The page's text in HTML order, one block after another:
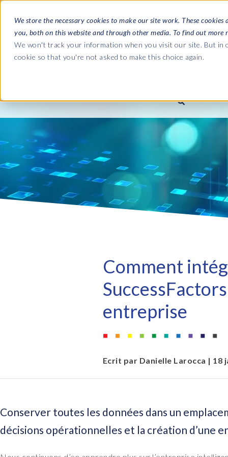
We store the necessary cookies to make our site work. These
you, both on this website and through other media. To find out more
We won't track your information when you visit our site. But in
cookie so that you're not asked to make this choice again.
LOGICIELS
SAP HCM et Paie
HCM Productivity Suite
Query Manager
Query Manager Add-ons
GeoClock
Toutes les solutions
SAP HCM et Paie
PRISM for Payroll
SAP SuccessFactors
monitoring
Développement
client
Développement personnalisé
SAP BTP
Toutes les solutions
Payroll to
SAP S/
landscape
Road to
Qui sommes nous?
Notre culture
Carrières
Comment
entreprise
Ecrit par Danielle Larocca | 18
Conserver toutes les données dans un
décisions opérationnelles et la création d’une